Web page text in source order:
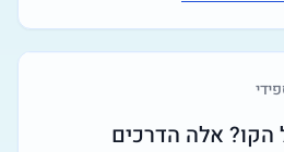
הקו? אלה הדרכים